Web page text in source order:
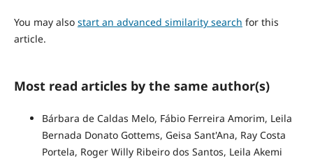
You may also start an advanced similarity search for this
article.
Most read articles by the same author(s)
Bárbara de Caldas Melo, Fábio Ferreira Amorim, Leila
Bernada Donato Gottems, Geisa Sant'Ana, Ray Costa
Portela, Roger Willy Ribeiro dos Santos, Leila Akemi